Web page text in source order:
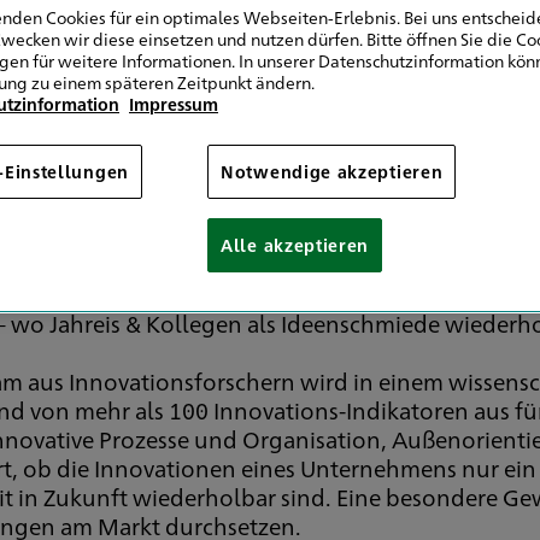
Erfolg bei TOP 100
& Kollegen mit Firmensitz in Bayreuth,
als Auszeichnung für das innovativste
Innovationsarbeit zahlt sich somit aus
wo Jahreis & Kollegen als Ideenschmiede
aus Innovationsforschern wird in einem
von mehr als 100 Innovations-Indikatoren aus
Prozesse und Organisation,
ob die Innovationen eines Unternehmens nur
in Zukunft wiederholbar sind. Eine besondere
am Markt durchsetzen.
Cookies für ein optimales Webseiten-Erlebnis. Bei uns
wir diese einsetzen und nutzen dürfen. Bitte öffnen Sie die
für weitere Informationen. In unserer Datenschutzinformation
zu einem späteren Zeitpunkt ändern.
Impressum
Einstellungen Notwendige akzeptieren
Alle akzeptieren